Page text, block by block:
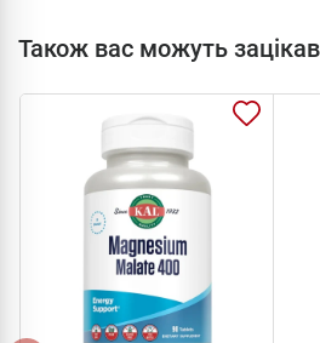
Також вас можуть